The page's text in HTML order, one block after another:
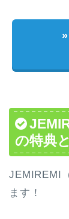
の特典
JEMIREMI
ます！